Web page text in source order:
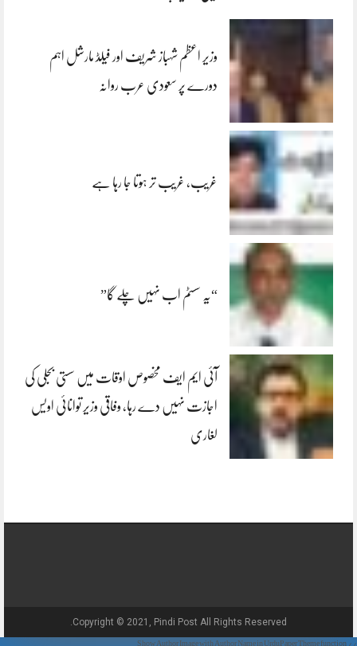
وزیر اعظم شہباز شریف اور فیلڈ مارشل اہم
دورے پر سعودی عرب روانہ
غریب، غریب تر ہوتا جا رہا ہے
“یہ سسٹم اب نہیں چلے گا”
آئی ایم ایف مخصوص اوقات میں سستی بجلی کی
اجازت نہیں دے رہا، وفاقی وزیر توانائی اویس
لغاری
Copyright © 2021, Pindi Post All Rights Reserved.
// Show Author Image with Author Name in UrduPaper Theme function